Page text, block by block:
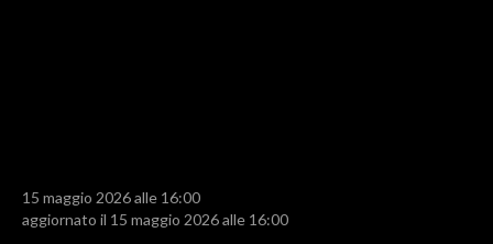
RISULTATI E CLASSIFICHE
15 maggio 2026 alle 16:00
aggiornato il 15 maggio 2026 alle 16:00